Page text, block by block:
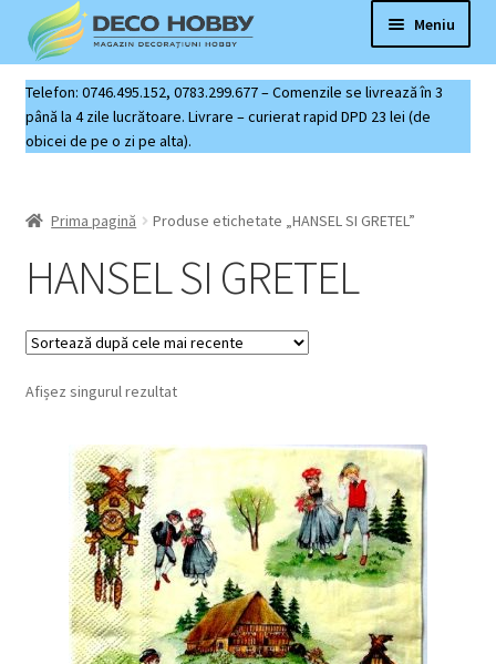
Sari
la
navigare
Sari
la
conținut
Meniu
Deco Hobby
Contact
Coș produse
Telefon: 0746.495.152, 0783.299.677 – Comenzile se livrează în 3
până la 4 zile lucrătoare. Livrare – curierat rapid DPD 23 lei (de
obicei de pe o zi pe alta).
Prima pagină Produse etichetate „HANSEL SI GRETEL”
HANSEL SI GRETEL
Afișez singurul rezultat